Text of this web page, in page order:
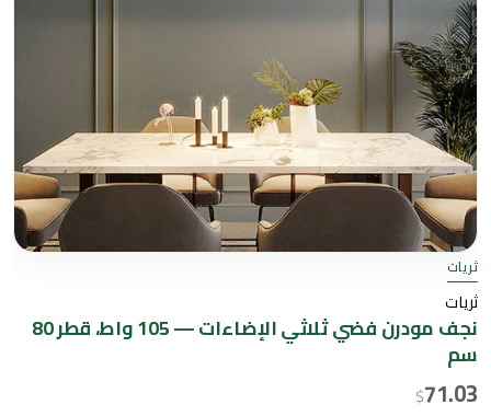
ثريات
ثريات
نجف مودرن فضي ثلاثي الإضاءات — 105 واط، قطر 80
سم
$71.03